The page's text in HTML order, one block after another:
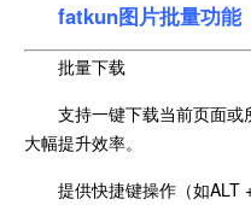
fatkun图片批量功能
批量下载
支持一键下载当前页面或
大幅提升效率。
提供快捷键操作（如ALT